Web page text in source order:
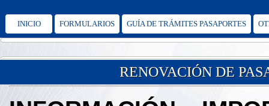
INICIO FORMULARIOS GUÍA DE TRÁMITES PASAPORTES
RENOVACIÓN DE